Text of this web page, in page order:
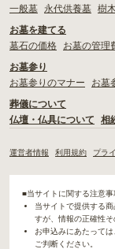
一般墓
永代供養墓 樹
お墓を建てる
墓石の価格
お墓の管理
お墓参り
お墓参りのマナー
お墓
葬儀について
仏壇・仏具について
相
運営者情報 利用規約 プラ
■当サイトに関する注意事
当サイトで提供する
すが、情報の正確性
お申込みにあたって
ご判断ください。